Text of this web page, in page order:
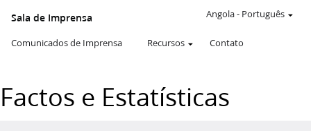
Sala de Imprensa
Comunicados de Imprensa Recursos Contato
Angola- Português
Factos e Estatísticas